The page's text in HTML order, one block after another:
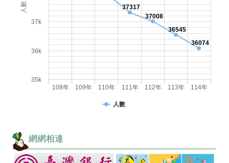
人數
37317
37008
36545
36074
人數
108年 109年 110年 111年 112年 113年 114年
35k
36k
37k
網網相連